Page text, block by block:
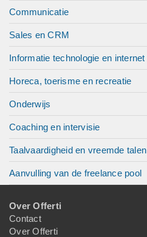
Communicatie
Sales en CRM
Informatie technologie en internet
Horeca, toerisme en recreatie
Onderwijs
Coaching en intervisie
Taalvaardigheid en vreemde talen
Aanvulling van de freelance pool
Over Offerti
Contact
Over Offerti